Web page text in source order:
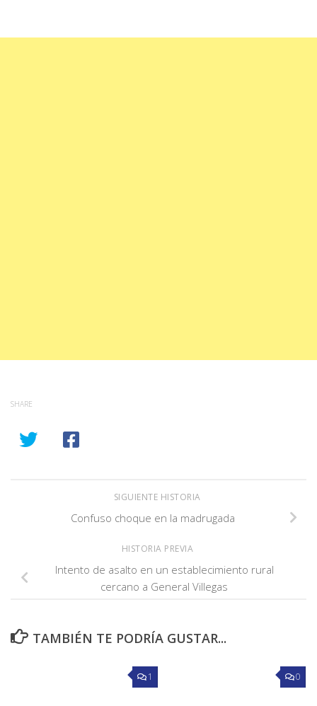
SHARE
SIGUIENTE HISTORIA
Confuso choque en la madrugada
HISTORIA PREVIA
Intento de asalto en un establecimiento rural
cercano a General Villegas
TAMBIÉN TE PODRÍA GUSTAR...
1 0